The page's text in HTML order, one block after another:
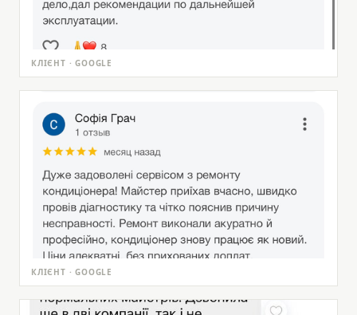
КЛІЄНТ · GOOGLE
КЛІЄНТ · GOOGLE